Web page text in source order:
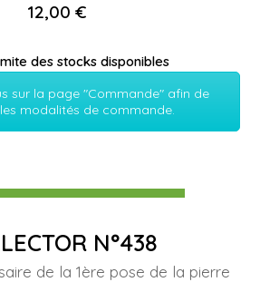
12,00 €
des stocks disponibles
sur la page "Commande" afin de
modalités de commande.
N°438
de la 1ère pose de la pierre